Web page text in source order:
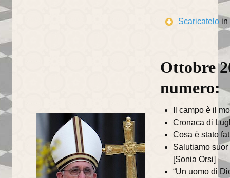
Informazioni utili
Orari delle SS.Messe
Orari del Museo e Tesoro
Scaricatelo in
Ottobre
numero:
Il campo è il
Cronaca di
Cosa è stato
Salutiamo
[Sonia Orsi]
“Un uomo di